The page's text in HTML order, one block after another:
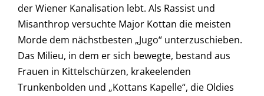
der Wiener Kanalisation lebt. Als Rassist und
Misanthrop versuchte Major Kottan die meisten
Morde dem nächstbesten „Jugo“ unterzuschieben.
Das Milieu, in dem er sich bewegte, bestand aus
Frauen in Kittelschürzen, krakeelenden
Trunkenbolden und „Kottans Kapelle“, die Oldies